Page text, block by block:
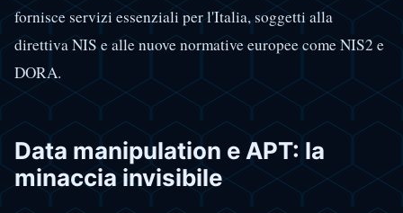
fornisce servizi essenziali per l'Italia, soggetti alla
direttiva NIS e alle nuove normative europee come NIS2 e
DORA.
Data manipulation e APT: la
minaccia invisibile